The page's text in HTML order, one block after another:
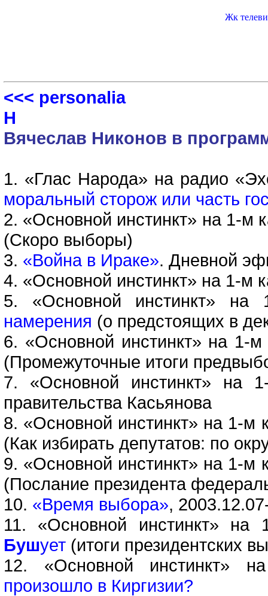
Жк
<<< personalia
Н
Вячеслав Никонов в
1. «Глас Народа» на радио
моральный сторож или часть
2. «Основной инстинкт» на 1-м
(Скоро выборы)
3. «Война в Ираке». Дневной
4. «Основной инстинкт» на 1-м
5. «Основной инстинкт»
намерения (о предстоящих в
6. «Основной инстинкт» на 1-
(Промежуточные итоги
7. «Основной инстинкт» на
правительства Касьянова
8. «Основной инстинкт» на 1-м
(Как избирать депутатов: по
9. «Основной инстинкт» на 1-м
(Послание президента
10. «Время выбора»,
11. «Основной инстинкт»
Бушует (итоги президентских
12. «Основной инстинкт»
произошло в Киргизии?